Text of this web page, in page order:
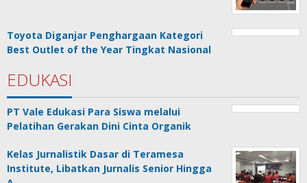
Toyota Diganjar Penghargaan Kategori
Best Outlet of the Year Tingkat Nasional
EDUKASI
PT Vale Edukasi Para Siswa melalui
Pelatihan Gerakan Dini Cinta Organik
Kelas Jurnalistik Dasar di Teramesa
Institute, Libatkan Jurnalis Senior Hingga